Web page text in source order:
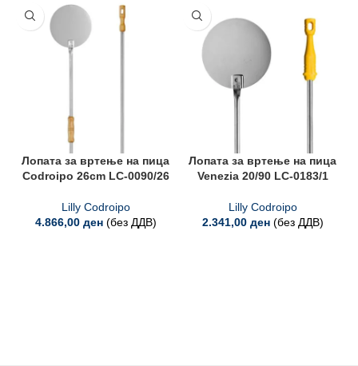
Лопата за вртење на пица
Codroipo 26cm LC-0090/26
Lilly Codroipo
4.866,00 ден (без ДДВ)
Лопата за вртење на пица
Venezia 20/90 LC-0183/1
Lilly Codroipo
2.341,00 ден (без ДДВ)